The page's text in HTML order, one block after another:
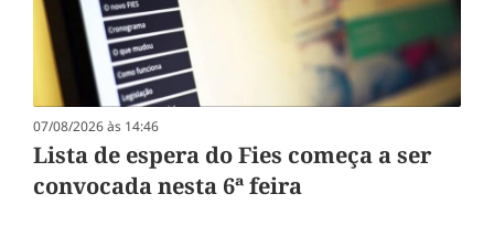
07/08/2026 às 14:46
Lista de espera do Fies começa a ser
convocada nesta 6ª feira